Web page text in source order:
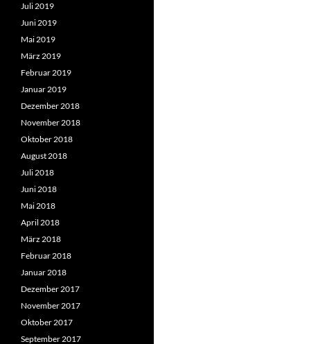
Juli 2019
Juni 2019
Mai 2019
März 2019
Februar 2019
Januar 2019
Dezember 2018
November 2018
Oktober 2018
August 2018
Juli 2018
Juni 2018
Mai 2018
April 2018
März 2018
Februar 2018
Januar 2018
Dezember 2017
November 2017
Oktober 2017
September 2017